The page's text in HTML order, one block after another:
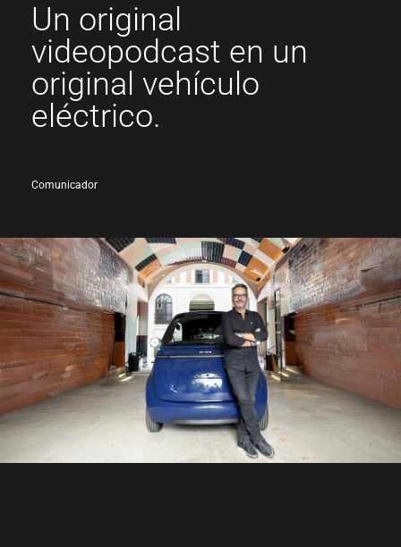
Un original
videopodcast en un
original vehículo
eléctrico.
Comunicador